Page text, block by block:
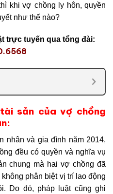
khi vợ chồng ly hôn, quyền
như thế nào?
trực tuyến qua tổng đài:
sản của vợ chồng
nhân và gia đình năm 2014,
đều có quyền và nghĩa vụ
chung mà hai vợ chồng đã
phân biệt vị trí lao động
Do đó, pháp luật cũng ghi